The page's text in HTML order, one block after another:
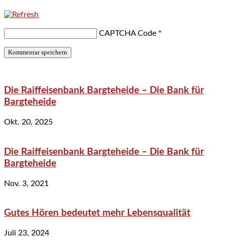
CAPTCHA Code *
Die Raiffeisenbank Bargteheide – Die Bank für
Bargteheide
Okt. 20, 2025
Die Raiffeisenbank Bargteheide – Die Bank für
Bargteheide
Nov. 3, 2021
Gutes Hören bedeutet mehr Lebensqualität
Juli 23, 2024